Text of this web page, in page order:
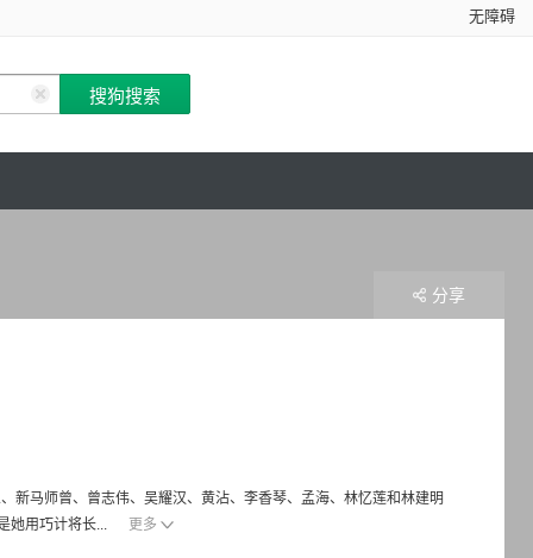
无障碍
新马师曾、曾志伟、吴耀汉、黄沾、李香琴、孟海、林忆莲和林建明
她用巧计将长...
更多
分享